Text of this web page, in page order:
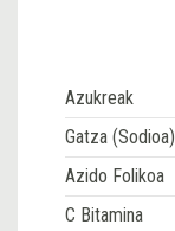
Azukreak
Gatza (Sodioa)
Azido Folikoa
C Bitamina